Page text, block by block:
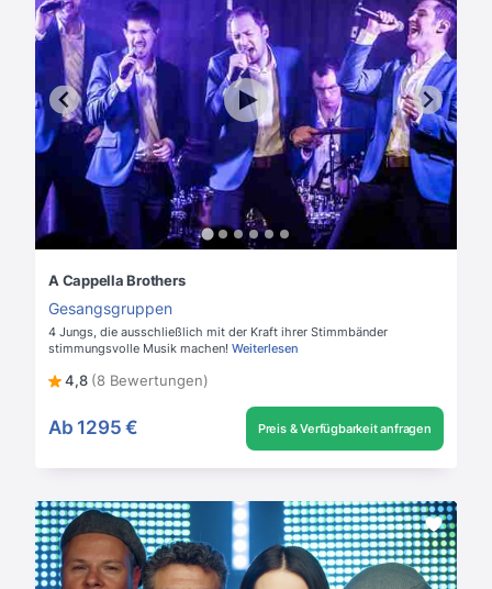
A Cappella Brothers
Gesangsgruppen
4 Jungs, die ausschließlich mit der Kraft ihrer Stimmbänder
stimmungsvolle Musik machen! Weiterlesen
4,8 (8 Bewertungen)
Ab 1295 € Preis & Verfügbarkeit anfragen